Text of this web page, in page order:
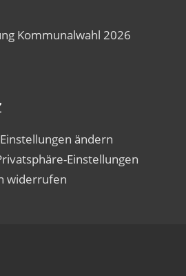
Kommunalwahl 2026
ändern
Einstellungen
widerrufen